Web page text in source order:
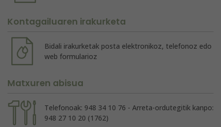
Kontagailuaren irakurketa
Bidali irakurketak posta elektronikoz, telefonoz edo
web formularioz
Matxuren abisua
Telefonoak: 948 34 10 76 - Arreta-ordutegitik kanpo:
948 27 10 20 (1762)